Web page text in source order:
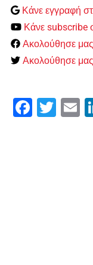
Κάνε εγγραφή
Κάνε subscribe
Ακολούθησε
Ακολούθησε
Facebook
Twitter